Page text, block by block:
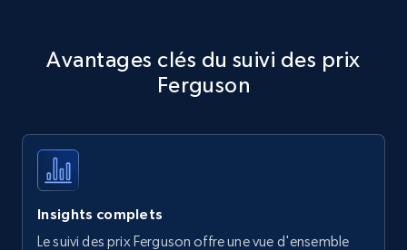
Avantages clés du suivi des prix
Ferguson
Insights complets
Le suivi des prix Ferguson offre une vue d'ensemble